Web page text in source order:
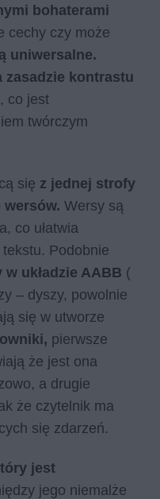
bohaterami
cechy czy może
uniwersalne.
zasadzie kontrastu
co jest
twórczym
się z jednej strofy
wersów. Wersy są
co ułatwia
Podobnie
w układzie AABB (
– dyszy, powolnie
się w utworze
pierwsze
że jest ona
a drugie
że czytelnik ma
się zdarzeń.
jest
jego niemalże